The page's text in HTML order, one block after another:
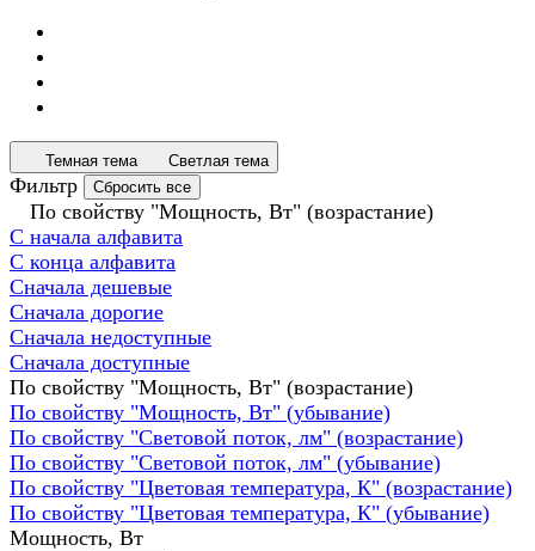
Темная тема Светлая тема
Фильтр Сбросить все
По свойству "Мощность, Вт" (возрастание)
С начала алфавита
С конца алфавита
Сначала дешевые
Сначала дорогие
Сначала недоступные
Сначала доступные
По свойству "Мощность, Вт" (возрастание)
По свойству "Мощность, Вт" (убывание)
По свойству "Световой поток, лм" (возрастание)
По свойству "Световой поток, лм" (убывание)
По свойству "Цветовая температура, К" (возрастание)
По свойству "Цветовая температура, К" (убывание)
Мощность, Вт